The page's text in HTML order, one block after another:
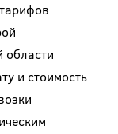
области
и стоимость